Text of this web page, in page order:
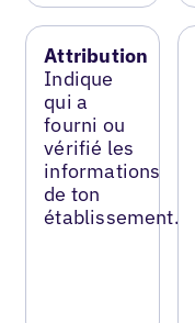
Attribution
Indique
qui a
fourni ou
vérifié les
informations
de ton
établissement.